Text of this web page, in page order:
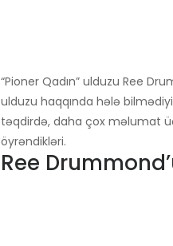
“Pioner Qadın” ulduzu Ree
ulduzu haqqında hələ
təqdirdə, daha çox məlumat
öyrəndikləri.
Ree